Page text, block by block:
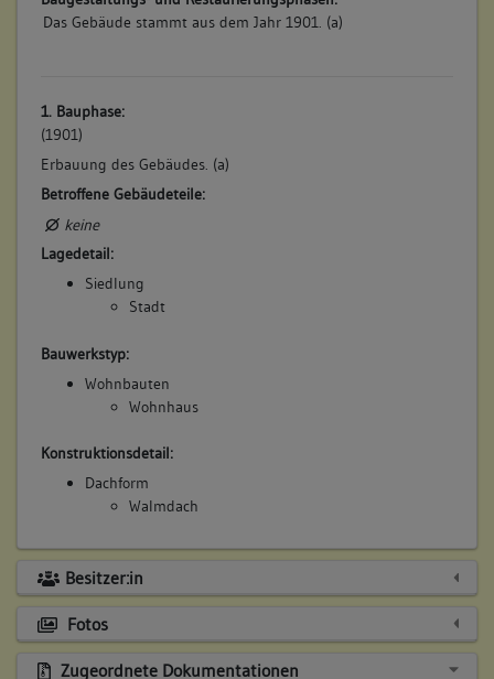
Das Gebäude stammt aus dem Jahr 1901. (a)
1. Bauphase:
(1901)
Erbauung des Gebäudes. (a)
Betroffene Gebäudeteile:
keine
Lagedetail:
Siedlung
Stadt
Bauwerkstyp:
Wohnbauten
Wohnhaus
Konstruktionsdetail:
Dachform
Walmdach
Besitzer:in
Fotos
Zugeordnete Dokumentationen